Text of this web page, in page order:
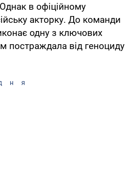
в офіційному
акторку. До команди
одну з ключових
постраждала від геноциду